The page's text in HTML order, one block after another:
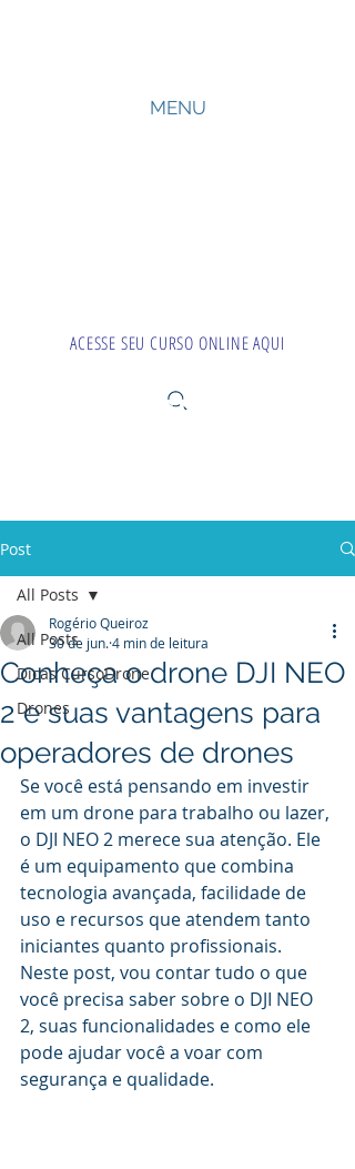
MENU
ACESSE SEU CURSO ONLINE AQUI
LGPD
Post
All Posts
Dicas CursoDrone
Drones
All Posts
Conheça o drone DJI NEO
2 e suas vantagens para
operadores de drones
Rogério Queiroz
30 de jun.4 min de leitura
Se você está pensando em investir
em um drone para trabalho ou lazer,
o DJI NEO 2 merece sua atenção. Ele
é um equipamento que combina
tecnologia avançada, facilidade de
uso e recursos que atendem tanto
iniciantes quanto profissionais.
Neste post, vou contar tudo o que
você precisa saber sobre o DJI NEO
2, suas funcionalidades e como ele
pode ajudar você a voar com
segurança e qualidade.